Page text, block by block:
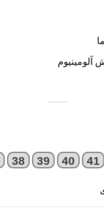
آلومینیوم
38 39 40 41